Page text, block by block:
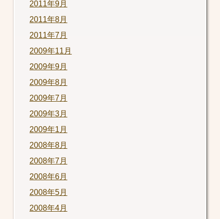
2011年9月
2011年8月
2011年7月
2009年11月
2009年9月
2009年8月
2009年7月
2009年3月
2009年1月
2008年8月
2008年7月
2008年6月
2008年5月
2008年4月